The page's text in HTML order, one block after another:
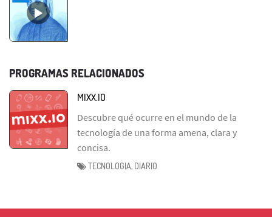
PROGRAMAS RELACIONADOS
MIXX.IO
Descubre qué ocurre en el mundo de la
tecnología de una forma amena, clara y
concisa.
TECNOLOGIA, DIARIO